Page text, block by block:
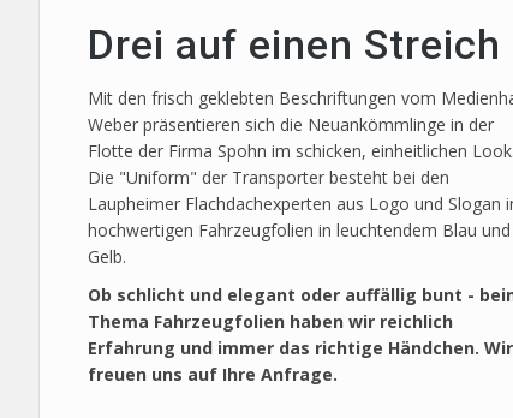
Drei auf einen Streich
Mit den frisch geklebten Beschriftungen vom
Weber präsentieren sich die Neuankömmlinge in der
Flotte der Firma Spohn im schicken, einheitlichen Look.
Die "Uniform" der Transporter besteht bei den
Laupheimer Flachdachexperten aus Logo und Slogan
hochwertigen Fahrzeugfolien in leuchtendem Blau und
Gelb.
Ob schlicht und elegant oder auffällig bunt -
Thema Fahrzeugfolien haben wir reichlich
Erfahrung und immer das richtige Händchen. Wir
freuen uns auf Ihre Anfrage.